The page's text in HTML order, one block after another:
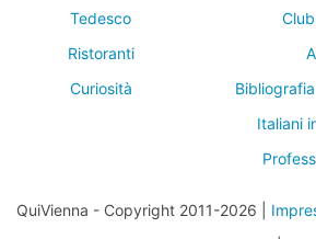
Tedesco
Ristoranti
Curiosità
Italiani
QuiVienna - Copyright 2011-2026 |